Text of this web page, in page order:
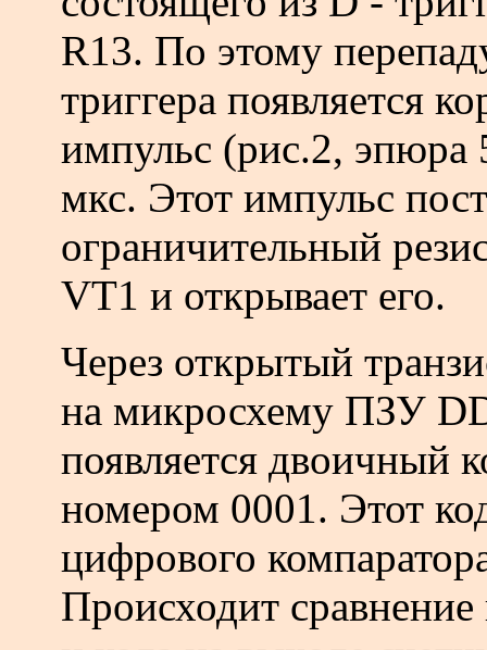
R13. По этому
триггера появляется
импульс (рис.2, эпюра
мкс. Этот импульс
ограничительный
VT1 и открывает его.
Через открытый
на микросхему ПЗУ
появляется двоичный
номером 0001. Этот
цифрового
Происходит